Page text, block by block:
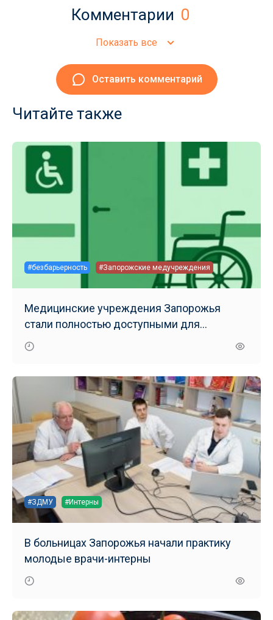
Комментарии 0
Показать все
Оставить комментарий
Читайте также
#безбарьерность #Запорожские медучреждения
Медицинские учреждения Запорожья
стали полностью доступными для
маломобильных групп населения
#ЗДМУ #Интерны
В больницах Запорожья начали практику
молодые врачи-интерны